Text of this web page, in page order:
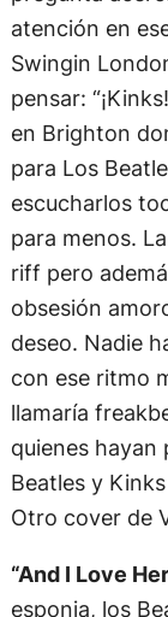
atención en
Swingin
pensar:
en Brighton
para Los
escucharlos
para menos.
riff pero
obsesión
deseo. Nadie
con ese ritmo
llamaría
quienes hayan
Beatles y
Otro cover de
“And I Love
esponja, los